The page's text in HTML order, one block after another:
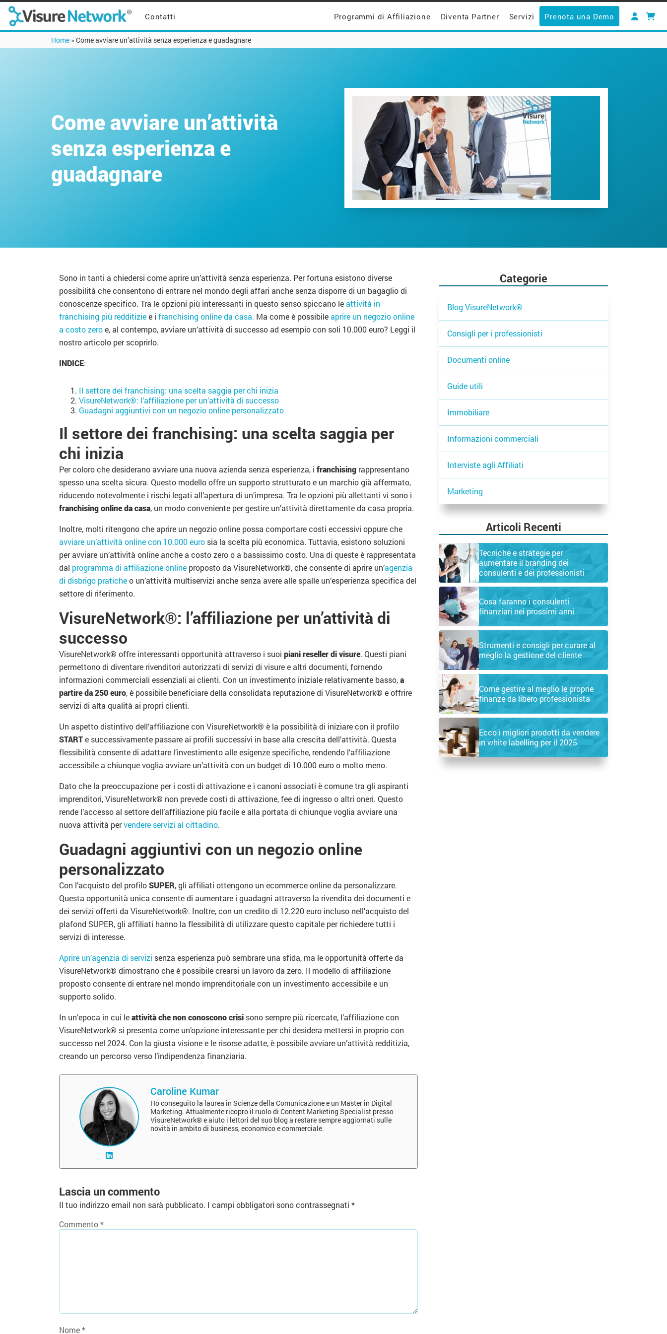
Contatti Programmi di Affiliazione Diventa Partner Servizi Prenota una Demo
Home » Come avviare un’attività senza esperienza e guadagnare
Come avviare un’attività
senza esperienza e
guadagnare
Sono in tanti a chiedersi come aprire un’attività senza esperienza. Per fortuna esistono diverse
possibilità che consentono di entrare nel mondo degli affari anche senza disporre di un bagaglio di
conoscenze specifico. Tra le opzioni più interessanti in questo senso spiccano leattività in
franchising più redditiziee i franchising online da casa. Ma come è possibileaprire un negozio online
a costo zeroe, al contempo, avviare un’attività di successo ad esempio con soli 10.000 euro? Leggi il
nostro articolo per scoprirlo.
INDICE:
Il settore dei franchising: una scelta saggia per chi inizia
VisureNetwork®: l’affiliazione per un’attività di successo
Guadagni aggiuntivi con un negozio online personalizzato
Il settore dei franchising: una scelta saggia per
chi inizia
Per coloro che desiderano avviare una nuova azienda senza esperienza, i franchising rappresentano
spesso una scelta sicura. Questo modello offre un supporto strutturato e un marchio già affermato,
riducendo notevolmente i rischi legati all’apertura di un’impresa. Tra le opzioni più allettanti vi sono i
franchising online da casa, un modo conveniente per gestire un’attività direttamente da casa propria.
Inoltre, molti ritengono che aprire un negozio online possa comportare costi eccessivi oppure che
avviare un’attività online con 10.000 euro sia la scelta più economica. Tuttavia, esistono soluzioni
per avviare un’attività online anche a costo zero o a bassissimo costo. Una di queste è rappresentata
dal programma di affiliazione online proposto da VisureNetwork®, che consente di aprire un’agenzia
di disbrigo praticheo un’attività multiservizi anche senza avere alle spalle un’esperienza specifica del
settore di riferimento.
VisureNetwork®: l’affiliazione per un’attività di
successo
VisureNetwork® offre interessanti opportunità attraverso i suoi piani reseller di visure. Questi piani
permettono di diventare rivenditori autorizzati di servizi di visure e altri documenti, fornendo
informazioni commerciali essenziali ai clienti. Con un investimento iniziale relativamente basso,a
partire da 250 euro, è possibile beneficiare della consolidata reputazione di VisureNetwork® e offrire
servizi di alta qualità ai propri clienti.
Un aspetto distintivo dell’affiliazione con VisureNetwork® è la possibilità di iniziare con il profilo
STARTe successivamente passare ai profili successivi in base alla crescita dell’attività. Questa
flessibilità consente di adattare l’investimento alle esigenze specifiche, rendendo l’affiliazione
accessibile a chiunque voglia avviare un’attività con un budget di 10.000 euro o molto meno.
Dato che la preoccupazione per i costi di attivazione e i canoni associati è comune tra gli aspiranti
imprenditori, VisureNetwork® non prevede costi di attivazione, fee di ingresso o altri oneri. Questo
rende l’accesso al settore dell’affiliazione più facile e alla portata di chiunque voglia avviare una
nuova attività pervendere servizi al cittadino.
Guadagni aggiuntivi con un negozio online
personalizzato
Con l’acquisto del profiloSUPER, gli affiliati ottengono un ecommerce online da personalizzare.
Questa opportunità unica consente di aumentare i guadagni attraverso la rivendita dei documenti e
dei servizi offerti da VisureNetwork®. Inoltre, con un credito di 12.220 euro incluso nell’acquisto del
plafond SUPER, gli affiliati hanno la flessibilità di utilizzare questo capitale per richiedere tutti i
servizi di interesse.
Aprire un’agenzia di servizi senza esperienza può sembrare una sfida, ma le opportunità offerte da
VisureNetwork® dimostrano che è possibile crearsi un lavoro da zero. Il modello di affiliazione
proposto consente di entrare nel mondo imprenditoriale con un investimento accessibile e un
supporto solido.
In un’epoca in cui leattività che non conoscono crisi sono sempre più ricercate, l’affiliazione con
VisureNetwork® si presenta come un’opzione interessante per chi desidera mettersi in proprio con
successo nel 2024. Con la giusta visione e le risorse adatte, è possibile avviare un’attività redditizia,
creando un percorso verso l’indipendenza finanziaria.
Caroline Kumar
Ho conseguito la laurea in Scienze della Comunicazione e un Master in Digital
Marketing. Attualmente ricopro il ruolo di Content Marketing Specialist presso
VisureNetwork® e aiuto i lettori del suo blog a restare sempre aggiornati sulle
novità in ambito di business, economico e commerciale.
Lascia un commento
Il tuo indirizzo email non sarà pubblicato. I campi obbligatori sono contrassegnati *
Commento*
Nome*
Categorie
Blog VisureNetwork®
Consigli per i professionisti
Documenti online
Guide utili
Immobiliare
Informazioni commerciali
Interviste agli Affiliati
Marketing
Articoli Recenti
Tecniche e strategie per
aumentare il branding dei
consulenti e dei professionisti
Cosa faranno i consulenti
finanziari nei prossimi anni
Strumenti e consigli per curare al
meglio la gestione del cliente
Come gestire al meglio le proprie
finanze da libero professionista
Ecco i migliori prodotti da vendere
in white labelling per il 2025